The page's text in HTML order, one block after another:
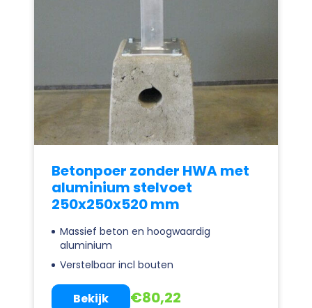
Betonpoer zonder HWA met
aluminium stelvoet
250x250x520 mm
Massief beton en hoogwaardig
aluminium
Verstelbaar incl bouten
€80,22
Bekijk